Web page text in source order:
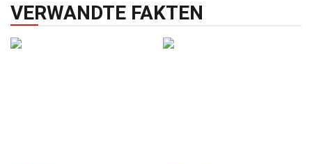
VERWANDTE FAKTEN